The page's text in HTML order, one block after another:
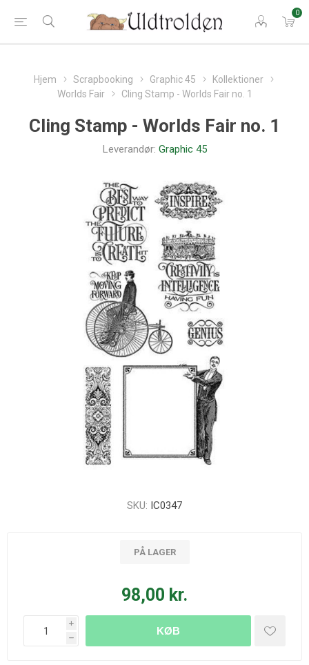
0
Hjem Scrapbooking Graphic 45
Kollektioner
Worlds Fair
Cling Stamp - Worlds Fair no. 1
Cling Stamp - Worlds Fair no. 1
Leverandør: Graphic 45
SKU: IC0347
PÅ LAGER
98,00 kr.
i
h
KØB